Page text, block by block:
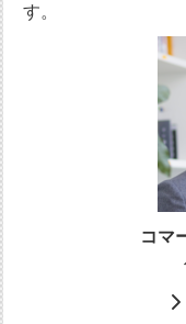
す。
コマ